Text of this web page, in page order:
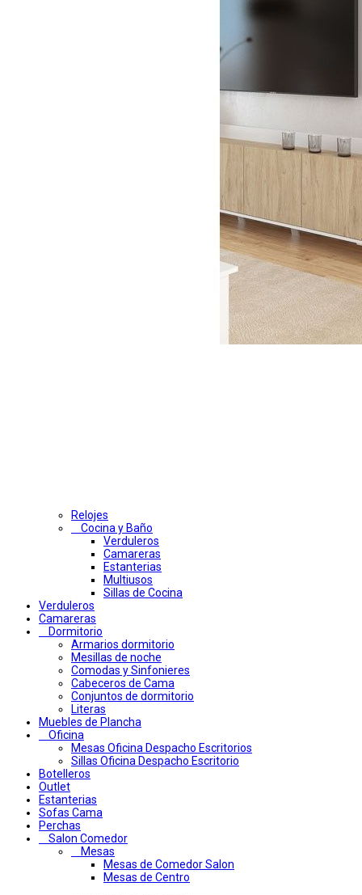
Relojes
Cocina y Baño
Verduleros
Camareras
Estanterias
Multiusos
Sillas de Cocina
Verduleros
Camareras
Dormitorio
Armarios dormitorio
Mesillas de noche
Comodas y Sinfonieres
Cabeceros de Cama
Conjuntos de dormitorio
Literas
Muebles de Plancha
Oficina
Mesas Oficina Despacho Escritorios
Sillas Oficina Despacho Escritorio
Botelleros
Outlet
Estanterias
Sofas Cama
Perchas
Salon Comedor
Mesas
Mesas de Comedor Salon
Mesas de Centro